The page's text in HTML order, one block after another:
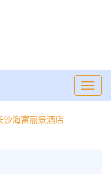
沙海富丽景酒店